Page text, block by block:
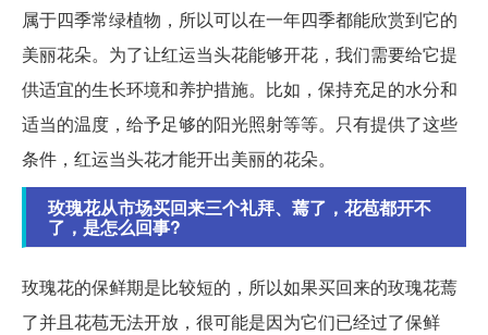
属于四季常绿植物，所以可以在一年四季都能欣赏到它的
美丽花朵。为了让红运当头花能够开花，我们需要给它提
供适宜的生长环境和养护措施。比如，保持充足的水分和
适当的温度，给予足够的阳光照射等等。只有提供了这些
条件，红运当头花才能开出美丽的花朵。
玫瑰花从市场买回来三个礼拜、蔫了，花苞都开不
了，是怎么回事?
玫瑰花的保鲜期是比较短的，所以如果买回来的玫瑰花蔫
了并且花苞无法开放，很可能是因为它们已经过了保鲜